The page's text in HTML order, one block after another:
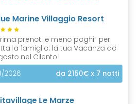
t
Marine Villaggio Resort
prenoti e meno paghi” per
la famiglia: la tua Vacanza ad
nel Cilento!
2026
da 2150€ x 7 notti
Le Marze